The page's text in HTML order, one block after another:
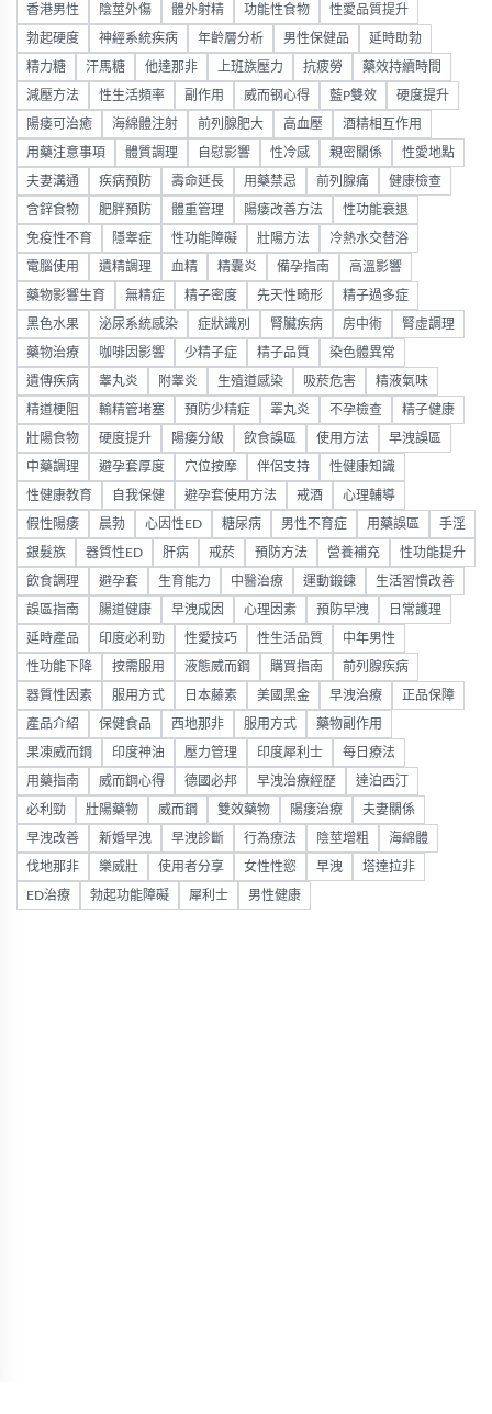
香港男性 陰莖外傷 體外射精 功能性食物 性愛品質提升
勃起硬度 神經系統疾病 年齡層分析 男性保健品 延時助勃
精力糖 汗馬糖 他達那非 上班族壓力 抗疲勞 藥效持續時間
減壓方法 性生活頻率 副作用 威而钢心得 藍P雙效 硬度提升
陽痿可治癒 海綿體注射 前列腺肥大 高血壓 酒精相互作用
用藥注意事項 體質調理 自慰影響 性冷感 親密關係 性愛地點
夫妻溝通 疾病預防 壽命延長 用藥禁忌 前列腺痛 健康檢查
含鋅食物 肥胖預防 體重管理 陽痿改善方法 性功能衰退
免疫性不育 隱睾症 性功能障礙 壯陽方法 冷熱水交替浴
電腦使用 遺精調理 血精 精囊炎 備孕指南 高溫影響
藥物影響生育 無精症 精子密度 先天性畸形 精子過多症
黑色水果 泌尿系統感染 症狀識別 腎臟疾病 房中術 腎虛調理
藥物治療 咖啡因影響 少精子症 精子品質 染色體異常
遺傳疾病 睾丸炎 附睾炎 生殖道感染 吸菸危害 精液氣味
精道梗阻 輸精管堵塞 預防少精症 睪丸炎 不孕檢查 精子健康
壯陽食物 硬度提升 陽痿分級 飲食誤區 使用方法 早洩誤區
中藥調理 避孕套厚度 穴位按摩 伴侶支持 性健康知識
性健康教育 自我保健 避孕套使用方法 戒酒 心理輔導
假性陽痿 晨勃 心因性ED 糖尿病 男性不育症 用藥誤區 手淫
銀髮族 器質性ED 肝病 戒菸 預防方法 營養補充 性功能提升
飲食調理 避孕套 生育能力 中醫治療 運動鍛鍊 生活習慣改善
誤區指南 腸道健康 早洩成因 心理因素 預防早洩 日常護理
延時產品 印度必利勁 性愛技巧 性生活品質 中年男性
性功能下降 按需服用 液態威而鋼 購買指南 前列腺疾病
器質性因素 服用方式 日本藤素 美國黑金 早洩治療 正品保障
產品介紹 保健食品 西地那非 服用方式 藥物副作用
果凍威而鋼 印度神油 壓力管理 印度犀利士 每日療法
用藥指南 威而鋼心得 德國必邦 早洩治療經歷 達泊西汀
必利勁 壯陽藥物 威而鋼 雙效藥物 陽痿治療 夫妻關係
早洩改善 新婚早洩 早洩診斷 行為療法 陰莖增粗 海綿體
伐地那非 樂威壯 使用者分享 女性性慾 早洩 塔達拉非
ED治療 勃起功能障礙 犀利士 男性健康